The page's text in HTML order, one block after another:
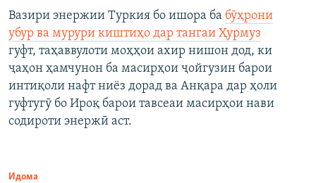
Вазири энержии Туркия бо ишора ба бӯҳрони
убур ва мурури киштиҳо дар тангаи Ҳурмуз
гуфт, таҳаввулоти моҳҳои ахир нишон дод, ки
ҷаҳон ҳамчунон ба масирҳои ҷойгузин барои
интиқоли нафт ниёз дорад ва Анқара дар ҳоли
гуфтугӯ бо Ироқ барои тавсеаи масирҳои нави
содироти энержӣ аст.
Идома